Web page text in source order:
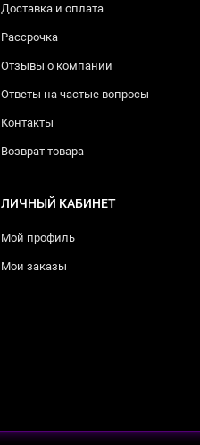
Доставка и оплата
Рассрочка
Отзывы о компании
Ответы на частые вопросы
Контакты
Возврат товара
ЛИЧНЫЙ КАБИНЕТ
Мой профиль
Мои заказы